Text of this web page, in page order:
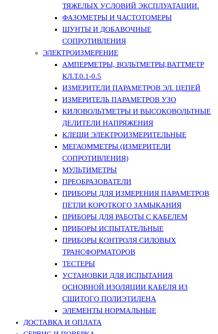
ТЯЖЕЛЫХ УСЛОВИЙ ЭКСПЛУАТАЦИИ.
ФАЗОМЕТРЫ И ЧАСТОТОМЕРЫ
ШУНТЫ И ДОБАВОЧНЫЕ
СОПРОТИВЛЕНИЯ
ЭЛЕКТРОИЗМЕРЕНИЕ
АМПЕРМЕТРЫ, ВОЛЬТМЕТРЫ,ВАТТМЕТР
КЛ.Т.0.1-0.5
ИЗМЕРИТЕЛИ ПАРАМЕТРОВ ЭЛ. ЦЕПЕЙ
ИЗМЕРИТЕЛЬ ПАРАМЕТРОВ УЗО
КИЛОВОЛЬТМЕТРЫ И ВЫСОКОВОЛЬТНЫЕ
ДЕЛИТЕЛИ НАПРЯЖЕНИЯ
КЛЕЩИ ЭЛЕКТРОИЗМЕРИТЕЛЬНЫЕ
МЕГАОММЕТРЫ (ИЗМЕРИТЕЛИ
СОПРОТИВЛЕНИЯ)
МУЛЬТИМЕТРЫ
ПРЕОБРАЗОВАТЕЛИ
ПРИБОРЫ ДЛЯ ИЗМЕРЕНИЯ ПАРАМЕТРОВ
ПЕТЛИ КОРОТКОГО ЗАМЫКАНИЯ
ПРИБОРЫ ДЛЯ РАБОТЫ С КАБЕЛЕМ
ПРИБОРЫ ИСПЫТАТЕЛЬНЫЕ
ПРИБОРЫ КОНТРОЛЯ СИЛОВЫХ
ТРАНСФОРМАТОРОВ
ТЕСТЕРЫ
УСТАНОВКИ ДЛЯ ИСПЫТАНИЯ
ОСНОВНОЙ ИЗОЛЯЦИИ КАБЕЛЯ ИЗ
СШИТОГО ПОЛИЭТИЛЕНА
ЭЛЕМЕНТЫ НОРМАЛЬНЫЕ
ДОСТАВКА И ОПЛАТА